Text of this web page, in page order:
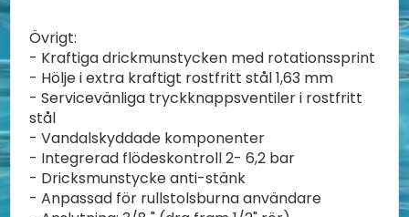
Övrigt:
- Kraftiga drickmunstycken med rotationssprint
- Hölje i extra kraftigt rostfritt stål 1,63 mm
- Servicevänliga tryckknappsventiler i rostfritt
stål
- Vandalskyddade komponenter
- Integrerad flödeskontroll 2- 6,2 bar
- Dricksmunstycke anti-stänk
- Anpassad för rullstolsburna användare